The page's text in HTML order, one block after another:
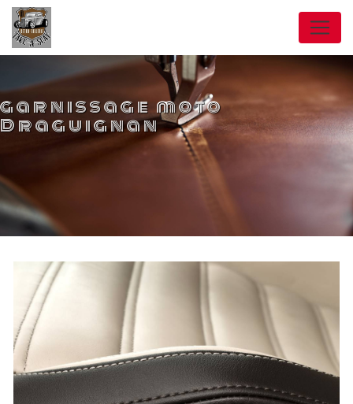
garnissage moto
Draguignan
Panneau de gestion des cookies